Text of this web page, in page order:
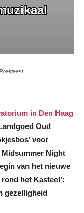
in Den Haag
Oud
voor
Night
van het nieuwe
het Kasteel’:
gezelligheid